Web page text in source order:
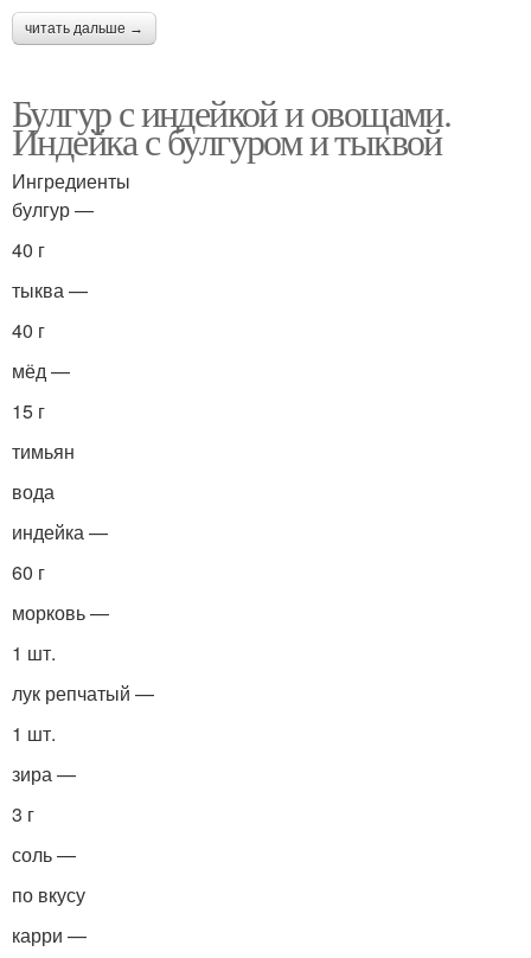
читать дальше →
Булгур с индейкой и овощами.
Индейка с булгуром и тыквой
Ингредиенты
булгур —
40 г
тыква —
40 г
мёд —
15 г
тимьян
вода
индейка —
60 г
морковь —
1 шт.
лук репчатый —
1 шт.
зира —
3 г
соль —
по вкусу
карри —